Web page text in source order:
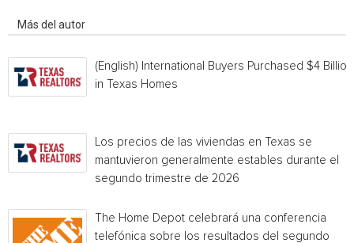
Más del autor
(English) International Buyers Purchased $4 Billion
in Texas Homes
Los precios de las viviendas en Texas se
mantuvieron generalmente estables durante el
segundo trimestre de 2026
The Home Depot celebrará una conferencia
telefónica sobre los resultados del segundo